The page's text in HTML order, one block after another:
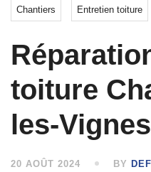
Chantiers Entretien toiture
toiture
les-
20 AOÛT 2024 BY